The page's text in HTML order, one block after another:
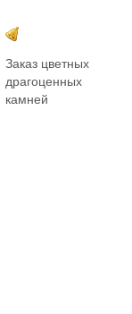
Заказ цветных
драгоценных
камней